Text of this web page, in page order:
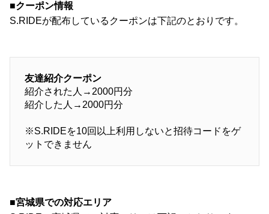
■クーポン情報
S.RIDEが配布しているクーポンは下記のとおりです。
友達紹介クーポン
紹介された人→2000円分
紹介した人→2000円分
※S.RIDEを10回以上利用しないと招待コードをゲ
ットできません
■宮城県での対応エリア